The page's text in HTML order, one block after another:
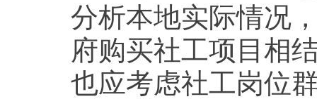
分析本地实际情况
府购买社工项目相
也应考虑社工岗位